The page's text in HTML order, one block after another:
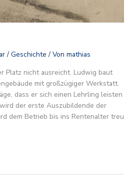
/ Geschichte / Von mathias
Platz nicht ausreicht. Ludwig baut
mit großzügiger Werkstatt.
dass er sich einen Lehrling leisten
der erste Auszubildende der
dem Betrieb bis ins Rentenalter treu